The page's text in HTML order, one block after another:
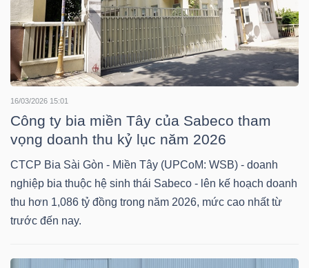
16/03/2026 15:01
Công ty bia miền Tây của Sabeco tham
vọng doanh thu kỷ lục năm 2026
CTCP Bia Sài Gòn - Miền Tây (UPCoM: WSB) - doanh
nghiệp bia thuộc hệ sinh thái Sabeco - lên kế hoạch doanh
thu hơn 1,086 tỷ đồng trong năm 2026, mức cao nhất từ
trước đến nay.
BẤT
ĐỘNG
SẢN
Mã
chứng
Tất cả Cổ phiếu Chỉ số Chứng chỉ quỹ Chứng